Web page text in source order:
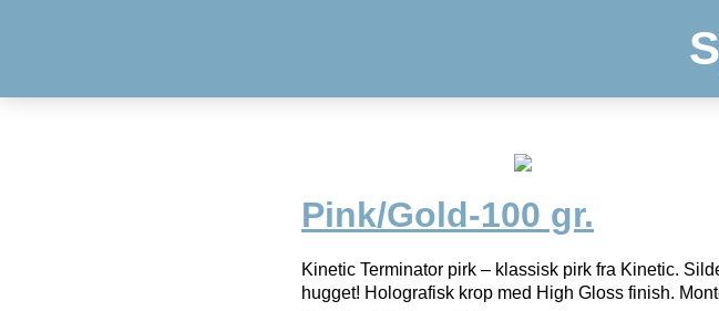
Pink/Gold-100 gr.
Kinetic Terminator pirk – klassisk pirk fra Kinetic.
hugget! Holografisk krop med High Gloss finish.